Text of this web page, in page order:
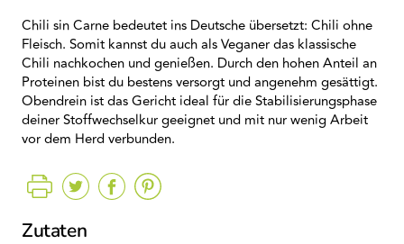
Chili sin Carne bedeutet ins Deutsche übersetzt: Chili ohne
Fleisch. Somit kannst du auch als Veganer das klassische
Chili nachkochen und genießen. Durch den hohen Anteil an
Proteinen bist du bestens versorgt und angenehm gesättigt.
Obendrein ist das Gericht ideal für die Stabilisierungsphase
deiner Stoffwechselkur geeignet und mit nur wenig Arbeit
vor dem Herd verbunden.
Zutaten